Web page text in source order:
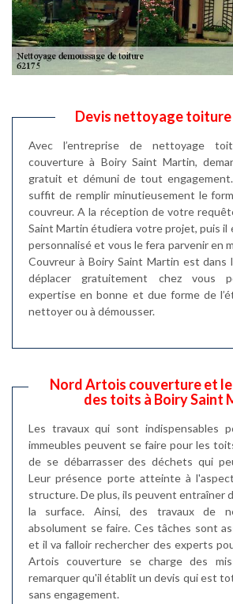
Devis nettoyage
Avec l’entreprise de nettoyage
couverture à Boiry Saint Martin,
gratuit et démuni de tout
suffit de remplir minutieusement le
couvreur. A la réception de votre
Saint Martin étudiera votre projet, puis il
personnalisé et vous le fera parvenir en
Couvreur à Boiry Saint Martin est dans
déplacer gratuitement chez vous
expertise en bonne et due forme de
nettoyer ou à démousser.
Nord Artois couverture et
des toits à Boiry Saint
Les travaux qui sont indispensables
immeubles peuvent se faire pour les
de se débarrasser des déchets qui
Leur présence porte atteinte à
structure. De plus, ils peuvent entraîner
la surface. Ainsi, des travaux de
absolument se faire. Ces tâches sont
et il va falloir rechercher des experts
Artois couverture se charge des
remarquer qu'il établit un devis qui est
sans engagement.